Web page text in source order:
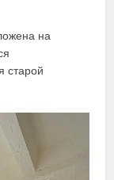
на
старой